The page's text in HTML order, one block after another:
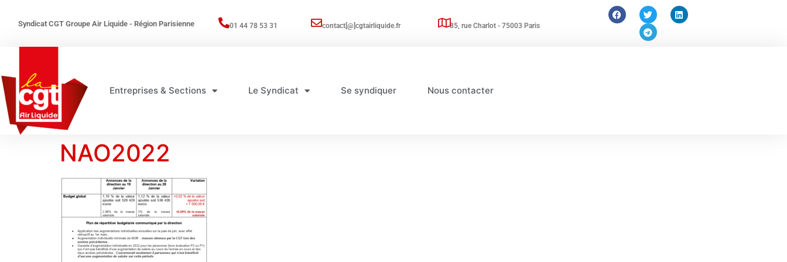
Syndicat CGT Groupe Air Liquide - Région Parisienne 01 44 78 53 31 contact[@]cgtairliquide.fr 85, rue Charlot - 75003 Paris
Entreprises & Sections Le Syndicat Se syndiquer Nous contacter
NAO2022